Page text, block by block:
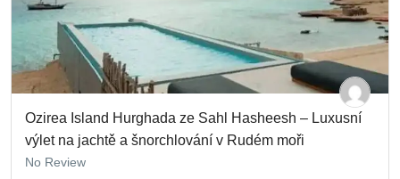
Ozirea Island Hurghada ze Sahl Hasheesh – Luxusní
výlet na jachtě a šnorchlování v Rudém moři
No Review